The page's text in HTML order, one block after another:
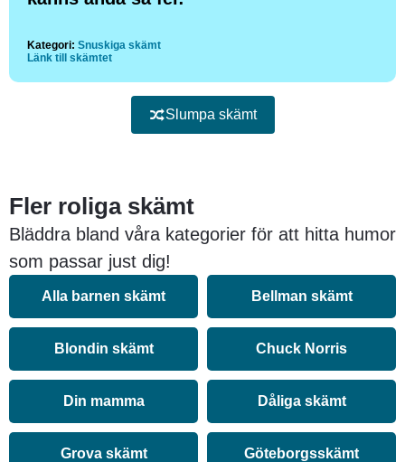
Kategori: Snuskiga skämt
Länk till skämtet
Slumpa skämt
Fler roliga skämt
Bläddra bland våra kategorier för att hitta humor
som passar just dig!
Alla barnen skämt Bellman skämt
Blondin skämt Chuck Norris
Din mamma Dåliga skämt
Grova skämt Göteborgsskämt